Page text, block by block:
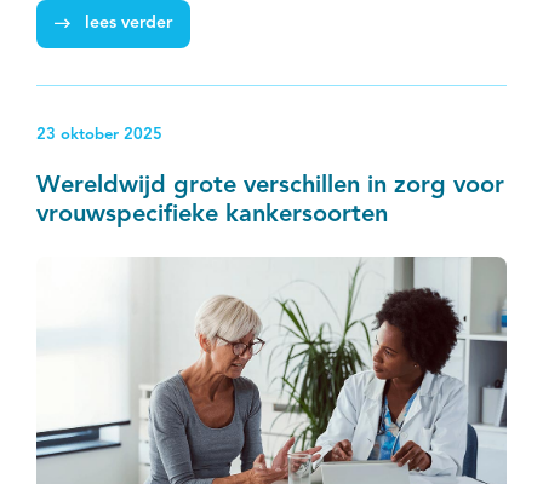
zien. Hij liet de NKR-gegevens van duizenden
patiënten analyseren met behulp van kunstmatige
lees verder
23 oktober 2025
Wereldwijd grote verschillen in zorg voor
vrouwspecifieke kankersoorten